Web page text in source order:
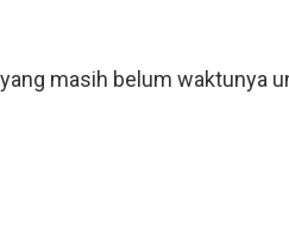
masih belum waktunya